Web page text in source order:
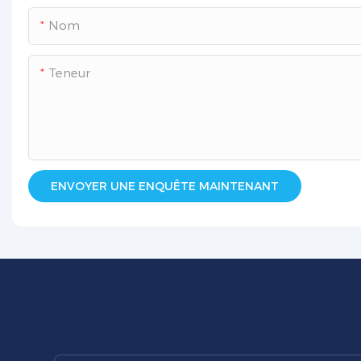
Nom
Teneur
ENVOYER UNE ENQUÊTE MAINTENANT